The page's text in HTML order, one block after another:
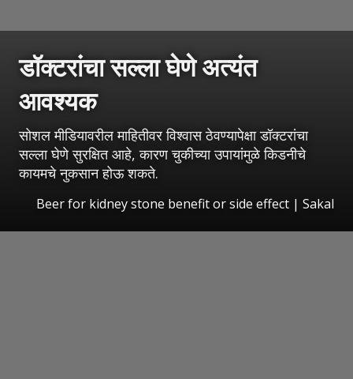
डॉक्टरांचा सल्ला घेणे अत्यंत
आवश्यक
सोशल मीडियावरील माहितीवर विश्वास ठेवण्यापेक्षा डॉक्टरांचा
सल्ला घेणे सुरक्षित आहे, कारण चुकीच्या उपायांमुळे किडनीचे
कायमचे नुकसान होऊ शकते.
Beer for kidney stone benefit or side effect | Sakal